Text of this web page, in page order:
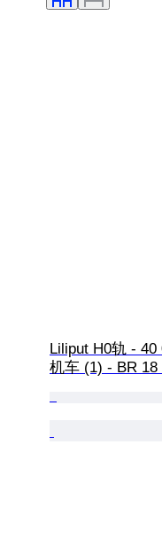
Liliput H0轨 -
机车 (1) - BR 18